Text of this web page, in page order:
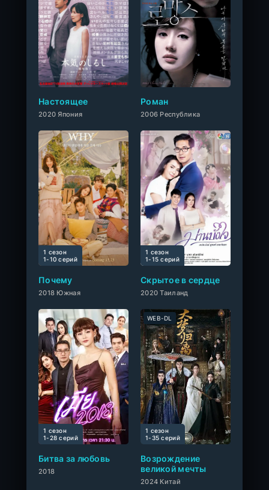
Настоящее
2020 Япония
Роман
2006 Республика
0
Почему
2018 Южная
1 сезон
1-10 cерий
Скрытое в сердце
2020 Таиланд
1 сезон
1-15 cерий
Битва за любовь
2018
1 сезон
1-28 cерий
Возрождение
великой мечты
2024 Китай
WEB-DL
1 сезон
1-35 cерий